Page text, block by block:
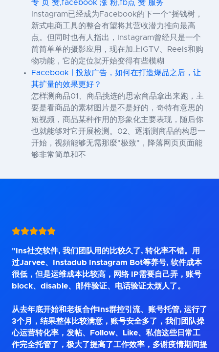
专 页 赞,facebook 涨 粉,fb点 赞 服务
Instagram已经成为Facebook的下一个“摇钱树，
新式电商工具的整合有望将其营收潜力推向最高
点。但同时也有人指出，Instagram曾经只是一个
简简单单的摄影应用，现在加上IGTV、Reels和购
物功能，它的定位就开始变得有些模糊
Facebook | 投放广告，如何在打造爆品之后，让
其扩量的效果更好？
怎样测商品01、商品挑选的思索商品拿出来跑，主
要是看商品的素材图片是不是好的，奇特有意思的
短视频，商品某种作用的形象化主要表现，随后你
也就能够对它开展检测。02、逐渐测商品的构思一
开始，视頻能够无需那麼"极致"，降落网页页面能
够非常简单和不
"Ins社交软件, 我们团队用的比较久了, 转化率不错。用
过Jarvee、Instadub Instagram Bot等养号, 软件成本
很低，但是运维成本比较高，网络 IP需要自己弄，账号
block、disable、邮件验证、电话验证太烦人了。
从去年底开始和老板合作Ins群控引流、账号托管, 运行了
3个月，结果整体比较满意，账号安全多了，我们团队操
心运营转化率，发帖、Follow、Like、私信这些日常工
作完全托管了，极大了提高了工作效率，多谢疫情期间提